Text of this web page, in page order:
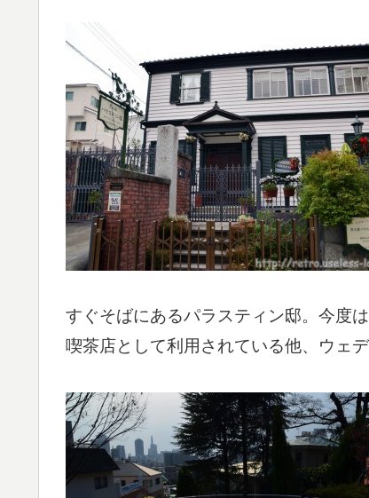
すぐそばにあるパラスティン邸。今度は
喫茶店として利用されている他、ウェ